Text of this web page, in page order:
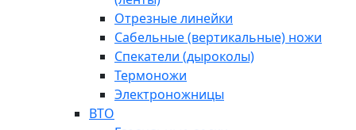
Отрезные линейки
Сабельные (вертикальные) ножи
Спекатели (дыроколы)
Термоножи
Электроножницы
ВТО